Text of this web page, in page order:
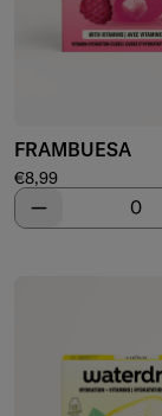
FRAMBUESA
Precio de venta
€8,99
Disminuir